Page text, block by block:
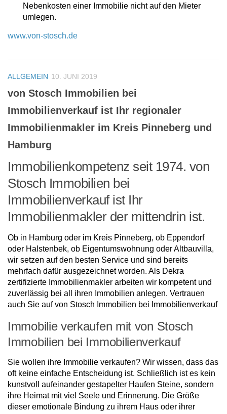
Nebenkosten einer Immobilie nicht auf den Mieter
umlegen.
www.von-stosch.de
ALLGEMEIN 10. JUNI 2019
von Stosch Immobilien bei
Immobilienverkauf ist Ihr regionaler
Immobilienmakler im Kreis Pinneberg und
Hamburg
Immobilienkompetenz seit 1974. von
Stosch Immobilien bei
Immobilienverkauf ist Ihr
Immobilienmakler der mittendrin ist.
Ob in Hamburg oder im Kreis Pinneberg, ob Eppendorf
oder Halstenbek, ob Eigentumswohnung oder Altbauvilla,
wir setzen auf den besten Service und sind bereits
mehrfach dafür ausgezeichnet worden. Als Dekra
zertifizierte Immobilienmakler arbeiten wir kompetent und
zuverlässig bei all ihren Immobilien anlegen. Vertrauen
auch Sie auf von Stosch Immobilien bei Immobilienverkauf
Immobilie verkaufen mit von Stosch
Immobilien bei Immobilienverkauf
Sie wollen ihre Immobilie verkaufen? Wir wissen, dass das
oft keine einfache Entscheidung ist. Schließlich ist es kein
kunstvoll aufeinander gestapelter Haufen Steine, sondern
ihre Heimat mit viel Seele und Erinnerung. Die Größe
dieser emotionale Bindung zu ihrem Haus oder ihrer